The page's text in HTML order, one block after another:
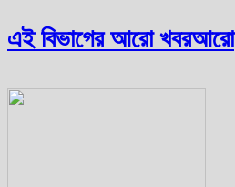
এই বিভাগের আরো খবরআরো